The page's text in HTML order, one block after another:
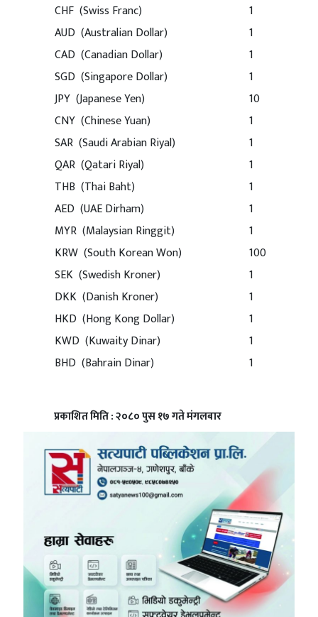
CHF (Swiss Franc)
1
AUD (Australian Dollar)
1
CAD (Canadian Dollar)
1
SGD (Singapore Dollar)
1
JPY (Japanese Yen)
10
CNY (Chinese Yuan)
1
SAR (Saudi Arabian Riyal)
1
QAR (Qatari Riyal)
1
THB (Thai Baht)
1
AED (UAE Dirham)
1
MYR (Malaysian Ringgit)
1
KRW (South Korean Won)
100
SEK (Swedish Kroner)
1
DKK (Danish Kroner)
1
HKD (Hong Kong Dollar)
1
KWD (Kuwaity Dinar)
1
BHD (Bahrain Dinar)
1
प्रकाशित मिति : २०८० पुस १७ गते मंगलबार